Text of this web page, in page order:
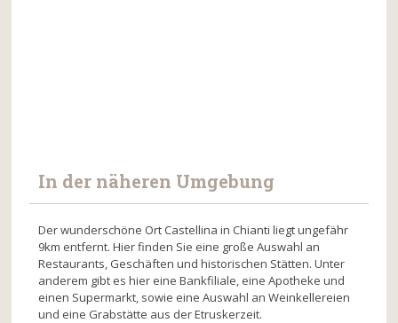
In der näheren Umgebung
Der wunderschöne Ort Castellina in Chianti liegt ungefähr
9km entfernt. Hier finden Sie eine große Auswahl an
Restaurants, Geschäften und historischen Stätten. Unter
anderem gibt es hier eine Bankfiliale, eine Apotheke und
einen Supermarkt, sowie eine Auswahl an Weinkellereien
und eine Grabstätte aus der Etruskerzeit.